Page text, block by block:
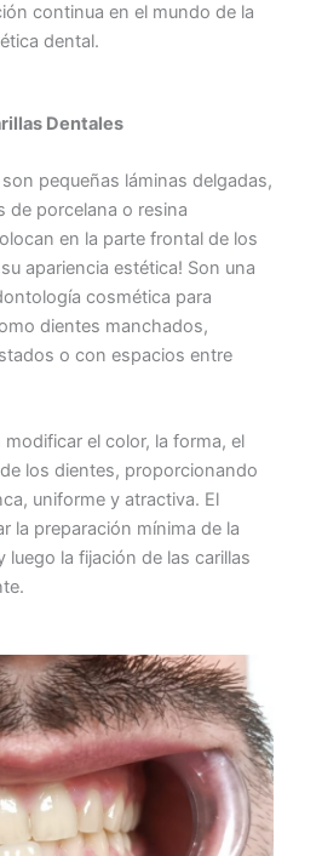
continua en el mundo de la
dental.
Dentales
son pequeñas láminas delgadas,
de porcelana o resina
en la parte frontal de los
apariencia estética! Son una
cosmética para
dientes manchados,
o con espacios entre
el color, la forma, el
los dientes, proporcionando
uniforme y atractiva. El
la preparación mínima de la
luego la fijación de las carillas